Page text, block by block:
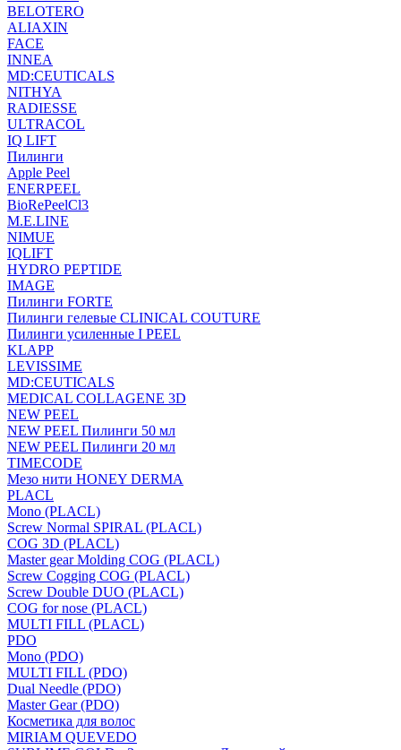
BELOTERO
ALIAXIN
FACE
INNEA
MD:CEUTICALS
NITHYA
RADIESSE
ULTRACOL
IQ LIFT
Пилинги
Apple Peel
ENERPEEL
BioRePeelCl3
M.E.LINE
NIMUE
IQLIFT
HYDRO PEPTIDE
IMAGE
Пилинги FORTE
Пилинги гелевые CLINICAL COUTURE
Пилинги усиленные I PEEL
KLAPP
LEVISSIME
MD:CEUTICALS
MEDICAL COLLAGENE 3D
NEW PEEL
NEW PEEL Пилинги 50 мл
NEW PEEL Пилинги 20 мл
TIMECODE
Мезо нити HONEY DERMA
PLACL
Mono (PLACL)
Screw Normal SPIRAL (PLACL)
COG 3D (PLACL)
Master gear Molding COG (PLACL)
Screw Cogging COG (PLACL)
Screw Double DUO (PLACL)
COG for nose (PLACL)
MULTI FILL (PLACL)
PDO
Mono (PDO)
MULTI FILL (PDO)
Dual Needle (PDO)
Master Gear (PDO)
Косметика для волос
MIRIAM QUEVEDO